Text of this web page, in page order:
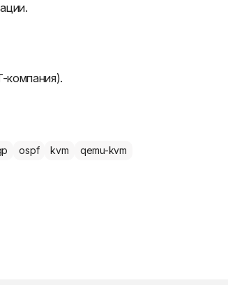
компания).
ospf kvm qemu-kvm